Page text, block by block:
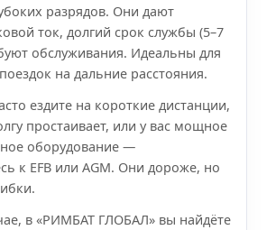
разрядов. Они дают
ток, долгий срок службы (5–7
обслуживания. Идеальны для
на дальние расстояния.
ездите на короткие дистанции,
простаивает, или у вас мощное
оборудование —
к EFB или AGM. Они дороже, но
в «РИМБАТ ГЛОБАЛ» вы найдёте